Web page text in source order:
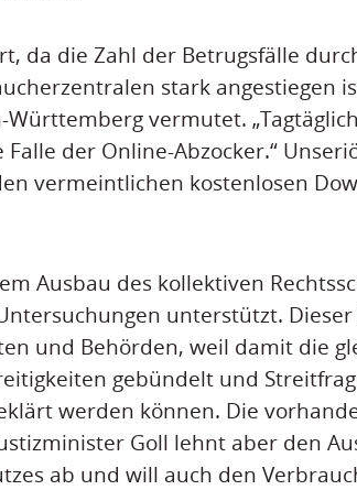
da die Zahl der Betrugsfälle
stark angestiegen
Württemberg vermutet.
der Online-Abzocker.“
vermeintlichen kostenlosen
Ausbau des kollektiven
unterstützt. Dieser
und Behörden, weil damit die
gebündelt und
werden können. Die
Goll lehnt aber den
ab und will auch den